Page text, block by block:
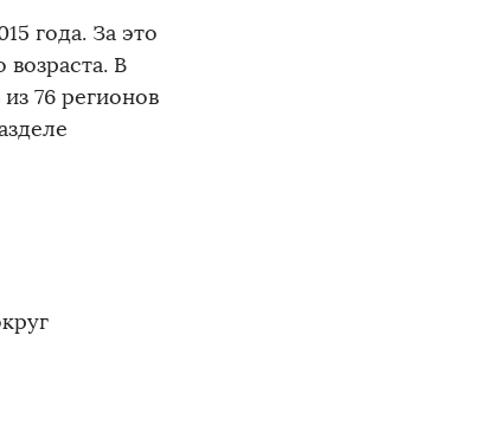
года. За это
В
76 регионов